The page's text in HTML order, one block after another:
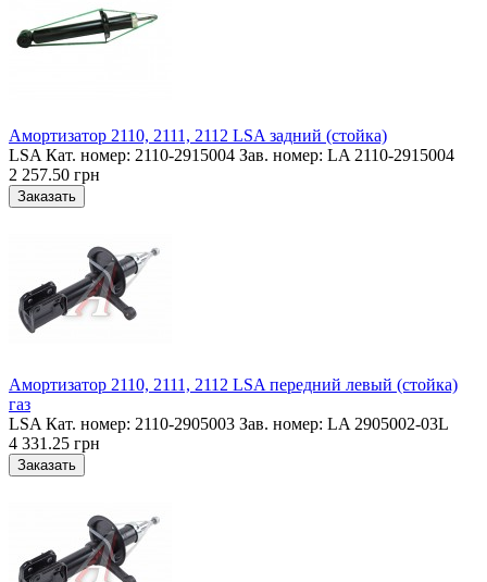
Амортизатор 2110, 2111, 2112 LSA задний (стойка)
LSA Кат. номер: 2110-2915004 Зав. номер: LA 2110-2915004
2 257.50 грн
Амортизатор 2110, 2111, 2112 LSA передний левый (стойка)
газ
LSA Кат. номер: 2110-2905003 Зав. номер: LA 2905002-03L
4 331.25 грн